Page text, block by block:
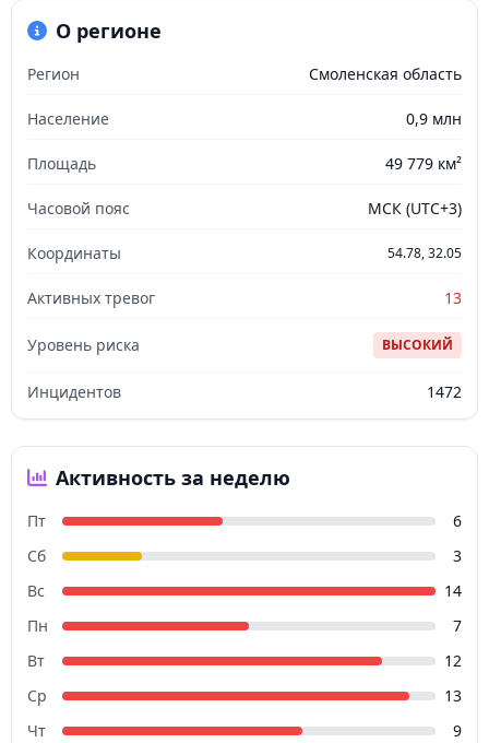
О регионе
Регион Смоленская область
Население 0,9 млн
Площадь 49 779 км²
Часовой пояс МСК (UTC+3)
Координаты 54.78, 32.05
Активных тревог 13
Уровень риска ВЫСОКИЙ
Инцидентов 1472
Активность за неделю
Пт
6
Сб
3
Вс
14
Пн
7
Вт
12
Ср
13
Чт
9